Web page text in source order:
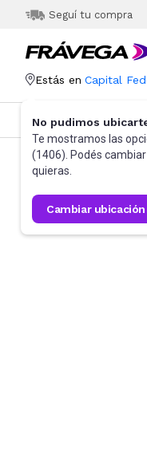
Seguí tu compra
Estás en Capital
No pudimos
Te mostramos las
(1406). Podés
quieras.
cambiar ubicación
Categorías